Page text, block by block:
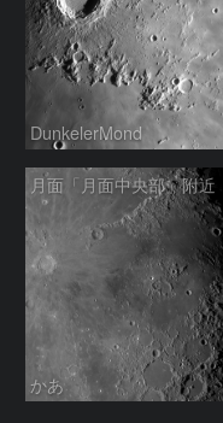
DunkelerMond
月面「月面中央部」附近
かあ